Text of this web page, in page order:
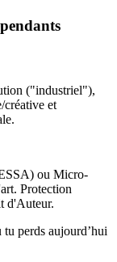
("industriel"),
créative et
ou Micro-
Protection
d'Auteur.
perds aujourd’hui